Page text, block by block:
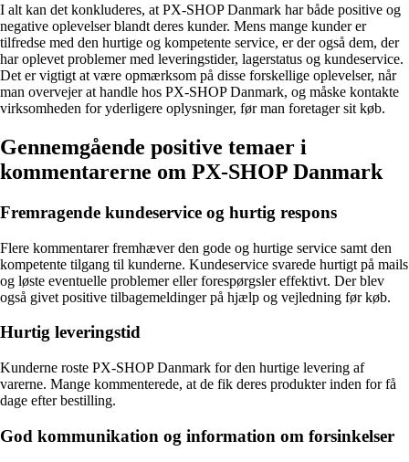
I alt kan det konkluderes, at PX-SHOP Danmark har både positive og
negative oplevelser blandt deres kunder. Mens mange kunder er
tilfredse med den hurtige og kompetente service, er der også dem, der
har oplevet problemer med leveringstider, lagerstatus og kundeservice.
Det er vigtigt at være opmærksom på disse forskellige oplevelser, når
man overvejer at handle hos PX-SHOP Danmark, og måske kontakte
virksomheden for yderligere oplysninger, før man foretager sit køb.
Gennemgående positive temaer i
kommentarerne om PX-SHOP Danmark
Fremragende kundeservice og hurtig respons
Flere kommentarer fremhæver den gode og hurtige service samt den
kompetente tilgang til kunderne. Kundeservice svarede hurtigt på mails
og løste eventuelle problemer eller forespørgsler effektivt. Der blev
også givet positive tilbagemeldinger på hjælp og vejledning før køb.
Hurtig leveringstid
Kunderne roste PX-SHOP Danmark for den hurtige levering af
varerne. Mange kommenterede, at de fik deres produkter inden for få
dage efter bestilling.
God kommunikation og information om forsinkelser